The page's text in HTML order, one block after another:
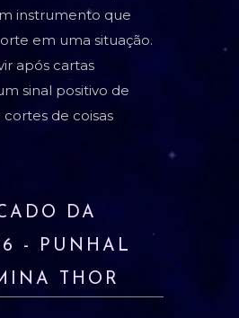
instrumento que
em uma situação.
após cartas
sinal positivo de
de coisas
DA
- PUNHAL
THOR